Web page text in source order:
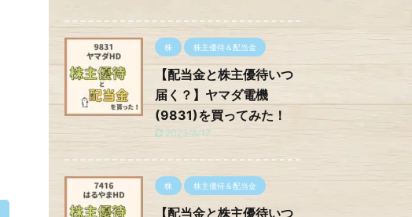
株 株主優待＆配当金
【配当金と株主優待いつ
届く？】ヤマダ電機
(9831)を買ってみた！
2023/8/17
株 株主優待＆配当金
【配当金と株主優待いつ